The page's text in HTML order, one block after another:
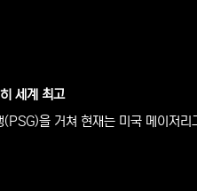
세계 최고
을 거쳐 현재는 미국 메이저